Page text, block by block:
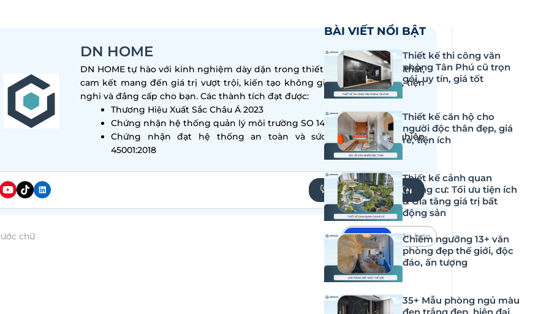
DN HOME
DN HOME tự hào với kinh nghiệm dày dặn trong thiết kế – thi công nội thất,
cam kết mang đến giá trị vượt trội, kiến tạo không gian sống hiện đại, tiện
nghi và đẳng cấp cho bạn. Các thành tích đạt được:
Thương Hiệu Xuất Sắc Châu Á 2023
Chứng nhận hệ thống quản lý môi trường SO 14001:2015
Chứng nhận đạt hệ thống an toàn và sức khỏe nghề nghiệp
45001:2018
YÊU CẦU TƯ VẤN
chữ Mặc định Lớn hơn
thiết kế thẩm mỹ việnkhông chỉ đơn
bài toán thẩm mỹ mà còn là yếu tố then chốt quyết định khả năng cạnh tranh và sự
lâu dài của thương hiệu. Một thẩm mỹ viện được thiết kế bài bản, sang trọng và
y khoa sẽ tạo niềm tin vững chắc cho khách hàng ngay từ lần đầu trải nghiệm, đồng
BÀI VIẾT NỔI BẬT
Thiết kế thi công văn
phòng Tân Phú cũ trọn
gói, uy tín, giá tốt
Thiết kế căn hộ cho
người độc thân đẹp, giá
rẻ, tiện ích
Thiết kế cảnh quan
chung cư: Tối ưu tiện ích
& Gia tăng giá trị bất
động sản
Chiêm ngưỡng 13+ văn
phòng đẹp thế giới, độc
đáo, ấn tượng
35+ Mẫu phòng ngủ màu